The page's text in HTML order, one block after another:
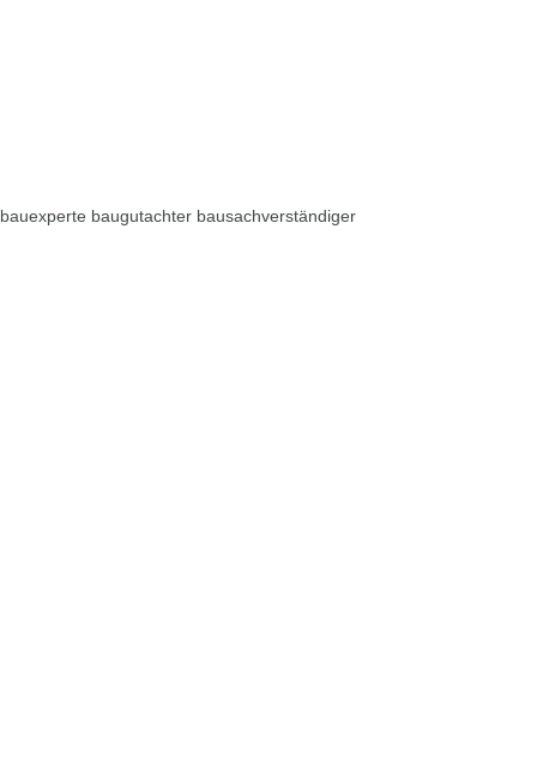
bauexperte baugutachter bausachverständiger